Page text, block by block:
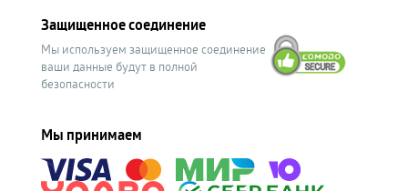
Защищенное соединение
Мы используем защищенное соединение
ваши данные будут в полной
безопасности
Мы принимаем